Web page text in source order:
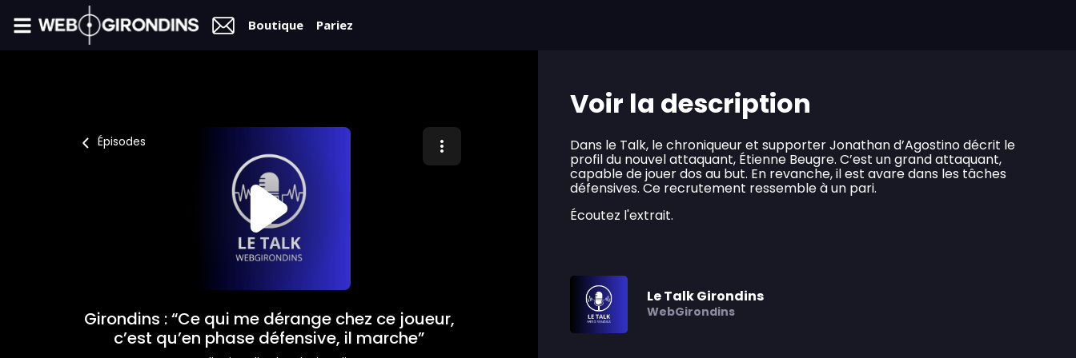
Boutique Pariez
Épisodes
Girondins : “Ce qui me dérange chez ce joueur,
c’est qu’en phase défensive, il marche”
Voir la description
Dans le Talk, le chroniqueur et supporter Jonathan d’Agostino décrit le
profil du nouvel attaquant, Étienne Beugre. C’est un grand attaquant,
capable de jouer dos au but. En revanche, il est avare dans les tâches
défensives. Ce recrutement ressemble à un pari.
Écoutez l'extrait.
Le Talk Girondins
WebGirondins